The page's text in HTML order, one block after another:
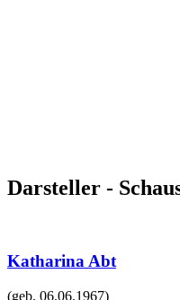
Darsteller -
Katharina Abt
(geb. 06.06.1967)